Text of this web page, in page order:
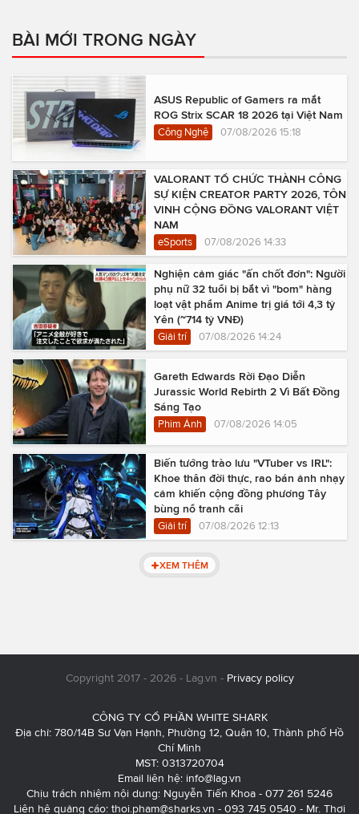
BÀI MỚI TRONG NGÀY
ASUS Republic of Gamers ra mắt
ROG Strix SCAR 18 2026 tại Việt Nam
Công Nghệ 07/08/2026 15:18
VALORANT TỔ CHỨC THÀNH CÔNG
SỰ KIỆN CREATOR PARTY 2026, TÔN
VINH CỘNG ĐỒNG VALORANT VIỆT
NAM
eSports 07/08/2026 14:33
Nghiện cảm giác "ấn chốt đơn": Người
phụ nữ 32 tuổi bị bắt vì "bom" hàng
loạt vật phẩm Anime trị giá tới 4,3 tỷ
Yên (~714 tỷ VNĐ)
Giải trí 07/08/2026 14:24
Gareth Edwards Rời Đạo Diễn
Jurassic World Rebirth 2 Vì Bất Đồng
Sáng Tạo
Phim Ảnh 07/08/2026 14:05
Biến tướng trào lưu "VTuber vs IRL":
Khoe thân đời thực, rao bán ảnh nhạy
cảm khiến cộng đồng phương Tây
bùng nổ tranh cãi
Giải trí 07/08/2026 12:13
XEM THÊM
Copyright 2017 - 2026 - Lag.vn - Privacy policy
CÔNG TY CỔ PHẦN WHITE SHARK
Địa chỉ: 780/14B Sư Vạn Hạnh, Phường 12, Quận 10, Thành phố Hồ
Chí Minh
MST: 0313720704
Email liên hệ: info@lag.vn
Chịu trách nhiệm nội dung: Nguyễn Tiến Khoa - 077 261 5246
Liên hệ quảng cáo: thoi.pham@sharks.vn - 093 745 0540 - Mr. Thơi